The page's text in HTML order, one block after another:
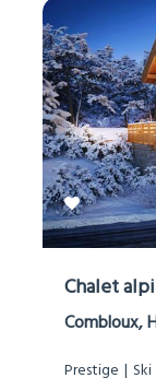
Chalet
Combloux,
Prestige Ski